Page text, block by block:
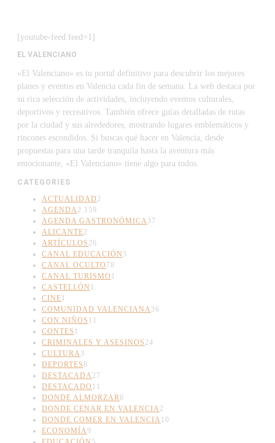
[youtube-feed feed=1]
EL VALENCIANO
«El Valenciano» es tu portal definitivo para descubrir los mejores
planes y eventos en Valencia cada fin de semana. La web destaca por
su rica selección de actividades, incluyendo eventos culturales,
deportivos y recreativos. También ofrece guías detalladas de rutas
por la ciudad y sus alrededores, mostrando lugares emblemáticos y
rincones escondidos. Si buscas qué hacer en Valencia, desde
propuestas para una tarde tranquila hasta la aventura más
emocionante, «El Valenciano» tiene algo para todos.
CATEGORIES
ACTUALIDAD 2
AGENDA2.159
AGENDA GASTRONÓMICA37
ALICANTE2
ARTÍCULOS 26
CANAL EDUCACIÓN 3
CANAL OCULTO 78
CANAL TURISMO 1
CASTELLÓN 1
CINE1
COMUNIDAD VALENCIANA36
CON NIÑOS 11
CONTES 1
CRIMINALES Y ASESINOS 24
CULTURA3
DEPORTES8
DESTACADA27
DESTACADO 11
DONDE ALMORZAR6
DONDE CENAR EN VALENCIA2
DONDE COMER EN VALENCIA10
ECONOMÍA9